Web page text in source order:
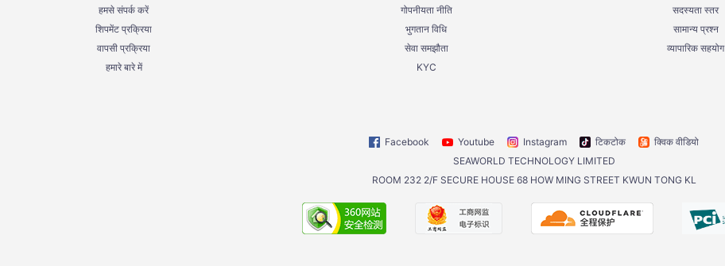
हमसे संपर्क करें
शिपमेंट प्रक्रिया
वापसी प्रक्रिया
हमारे बारे में
गोपनीयता नीति
भुगतान विधि
सेवा समझौता
KYC
सदस्यता स्तर
सामान्य प्रश्न
व्यापारिक सहयोग
Facebook Youtube Instagram टिकटोक
क्विक वीडियो
SEAWORLD TECHNOLOGY LIMITED
ROOM 232 2/F SECURE HOUSE 68 HOW MING STREET KWUN TONG KL